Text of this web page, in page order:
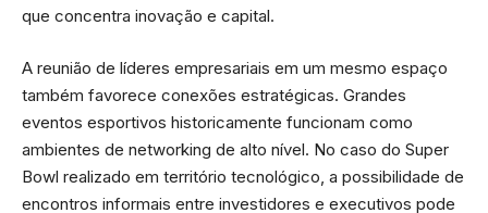
que concentra inovação e capital.
A reunião de líderes empresariais em um mesmo espaço
também favorece conexões estratégicas. Grandes
eventos esportivos historicamente funcionam como
ambientes de networking de alto nível. No caso do Super
Bowl realizado em território tecnológico, a possibilidade de
encontros informais entre investidores e executivos pode